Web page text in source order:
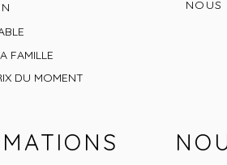
FAMILLE
DU MOMENT
NOUS